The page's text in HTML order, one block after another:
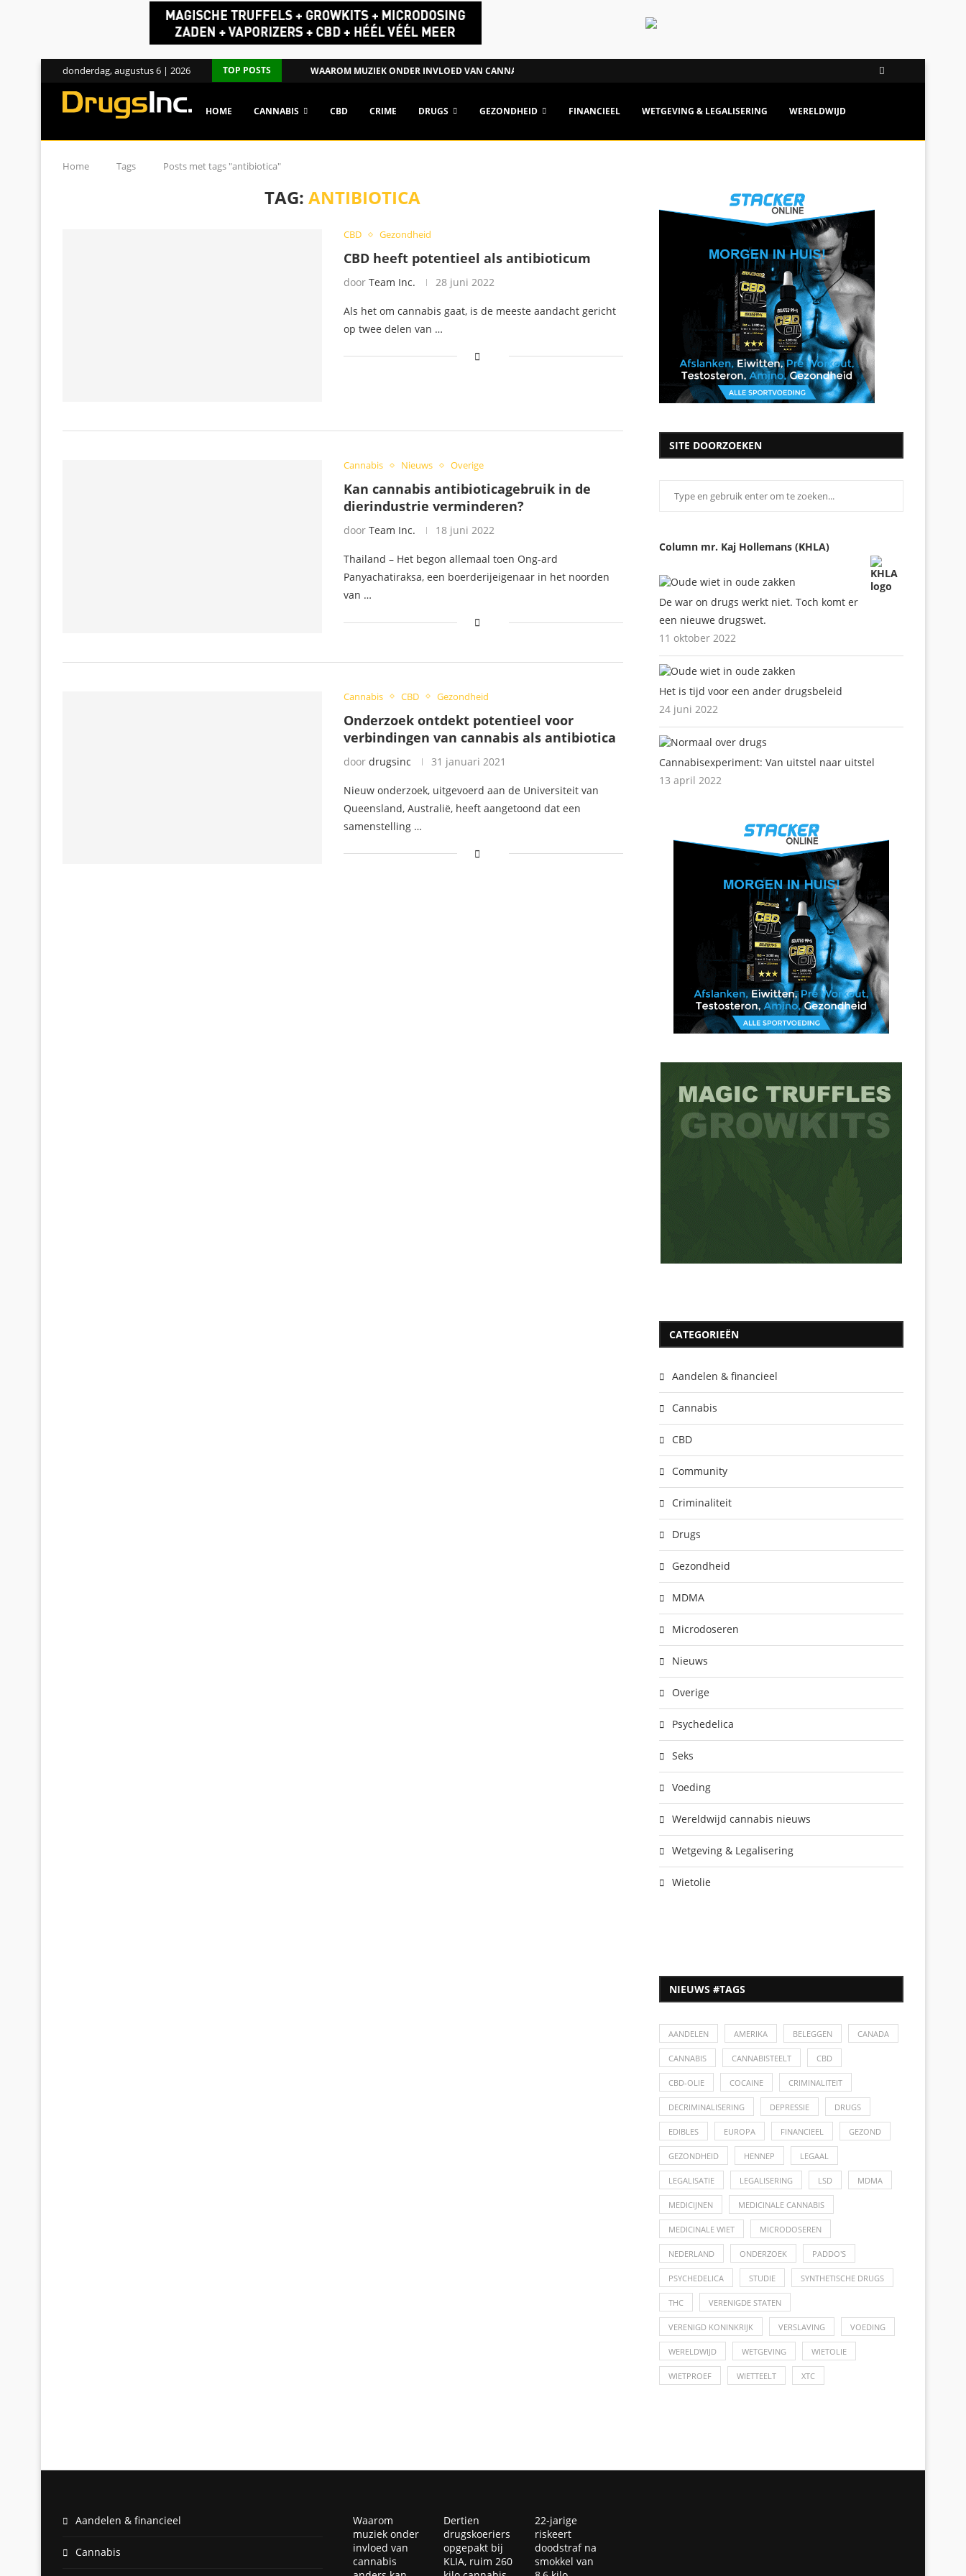
donderdag, augustus 6 | 2026 TOP POSTS WAAROM MUZIEK ONDER INVLOED VAN CANNABIS ANDERS KAN...
HOME CANNABIS CBD CRIME DRUGS GEZONDHEID FINANCIEEL WETGEVING & LEGALISERING WERELDWIJD
Home Tags Posts met tags "antibiotica"
TAG:ANTIBIOTICA
CBD Gezondheid
CBD heeft potentieel als antibioticum
door Team Inc. 28 juni 2022
Als het om cannabis gaat, is de meeste aandacht gericht
op twee delen van …
Cannabis Nieuws Overige
Kan cannabis antibioticagebruik in de
dierindustrie verminderen?
door Team Inc. 18 juni 2022
Thailand – Het begon allemaal toen Ong-ard
Panyachatiraksa, een boerderijeigenaar in het noorden
van …
Cannabis CBD Gezondheid
Onderzoek ontdekt potentieel voor
verbindingen van cannabis als antibiotica
door drugsinc 31 januari 2021
Nieuw onderzoek, uitgevoerd aan de Universiteit van
Queensland, Australië, heeft aangetoond dat een
samenstelling …
SITE DOORZOEKEN
Column mr. Kaj Hollemans (KHLA)
De war on drugs werkt niet. Toch komt er
een nieuwe drugswet.
11 oktober 2022
Het is tijd voor een ander drugsbeleid
24 juni 2022
Cannabisexperiment: Van uitstel naar uitstel
13 april 2022
CATEGORIEËN
Aandelen & financieel
Cannabis
CBD
Community
Criminaliteit
Drugs
Gezondheid
MDMA
Microdoseren
Nieuws
Overige
Psychedelica
Seks
Voeding
Wereldwijd cannabis nieuws
Wetgeving & Legalisering
Wietolie
NIEUWS #TAGS
AANDELEN AMERIKA BELEGGEN CANADA
CANNABIS CANNABISTEELT CBD
CBD-OLIE COCAINE CRIMINALITEIT
DECRIMINALISERING DEPRESSIE DRUGS
EDIBLES EUROPA FINANCIEEL GEZOND
GEZONDHEID HENNEP LEGAAL
LEGALISATIE LEGALISERING LSD MDMA
MEDICIJNEN MEDICINALE CANNABIS
MEDICINALE WIET MICRODOSEREN
NEDERLAND ONDERZOEK PADDO'S
PSYCHEDELICA STUDIE SYNTHETISCHE DRUGS
THC VERENIGDE STATEN
VERENIGD KONINKRIJK VERSLAVING VOEDING
WERELDWIJD WETGEVING WIETOLIE
WIETPROEF WIETTEELT XTC
Aandelen & financieel
Cannabis
Waarom
muziek onder
invloed van
cannabis
Dertien
drugskoeriers
opgepakt bij
KLIA, ruim 260
22-jarige
riskeert
doodstraf na
smokkel van